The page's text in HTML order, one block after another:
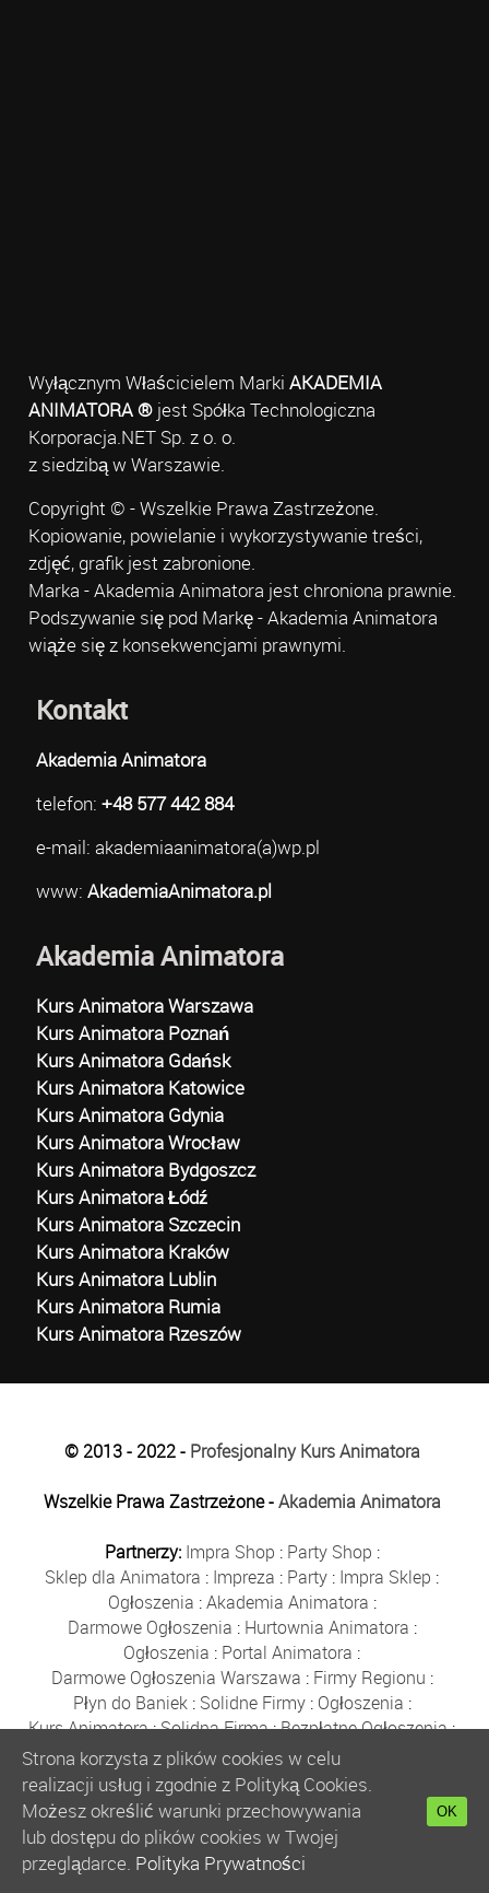
Wyłącznym Właścicielem Marki AKADEMIA
ANIMATORA ®jest Spółka Technologiczna
Korporacja.NET Sp. z o. o.
z siedzibą w Warszawie.
Copyright © - Wszelkie Prawa Zastrzeżone.
Kopiowanie, powielanie i wykorzystywanie treści,
zdjęć, grafik jest zabronione.
Marka - Akademia Animatora jest chroniona prawnie.
Podszywanie się pod Markę - Akademia Animatora
wiąże się z konsekwencjami prawnymi.
Kontakt
Akademia Animatora
telefon: +48 577 442 884
e-mail: akademiaanimatora(a)wp.pl
www: AkademiaAnimatora.pl
Akademia Animatora
Kurs Animatora Warszawa
Kurs Animatora Poznań
Kurs Animatora Gdańsk
Kurs Animatora Katowice
Kurs Animatora Gdynia
Kurs Animatora Wrocław
Kurs Animatora Bydgoszcz
Kurs Animatora Łódź
Kurs Animatora Szczecin
Kurs Animatora Kraków
Kurs Animatora Lublin
Kurs Animatora Rumia
Kurs Animatora Rzeszów
© 2013 - 2022 - Profesjonalny Kurs Animatora
Wszelkie Prawa Zastrzeżone -Akademia Animatora
Partnerzy: Impra Shop : Party Shop :
Sklep dla Animatora : Impreza : Party : Impra Sklep :
Ogłoszenia :Akademia Animatora :
Darmowe Ogłoszenia : Hurtownia Animatora :
Ogłoszenia : Portal Animatora :
Darmowe Ogłoszenia Warszawa : Firmy Regionu :
Płyn do Baniek: Solidne Firmy: Ogłoszenia :
Kurs Animatora:Solidna Firma:Bezpłatne Ogłoszenia:
Animator Czasu Wolnego:
Bezpłatne Ogłoszenia Warszawa:sklep animatora
Bańki Mydlane:Bezpłatne Ogłoszenia
Szkolenie Animatorów:Kurs Animatora
:
Kurs Animatora Warszawa :Rumia
Kurs Animatora Poznań:
Strona korzysta z plików cookies w celu
realizacji usług i zgodnie z Polityką Cookies.
Możesz określić warunki przechowywania
lub dostępu do plików cookies w Twojej
przeglądarce. Polityka Prywatności
OK